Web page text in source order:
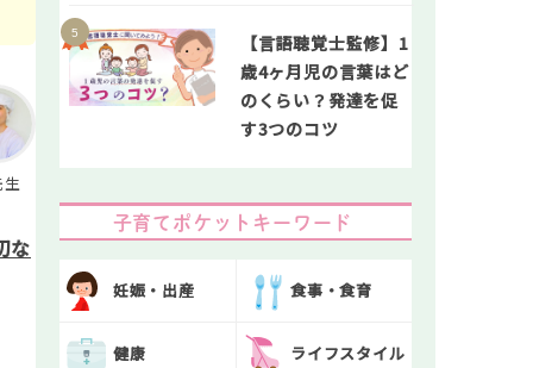
な
【言語聴覚士監修】1
歳4ヶ月児の言葉はど
のくらい？発達を促
す3つのコツ
子育てポケットキーワード
妊娠・出産 食事・食育
健康 ライフスタイル